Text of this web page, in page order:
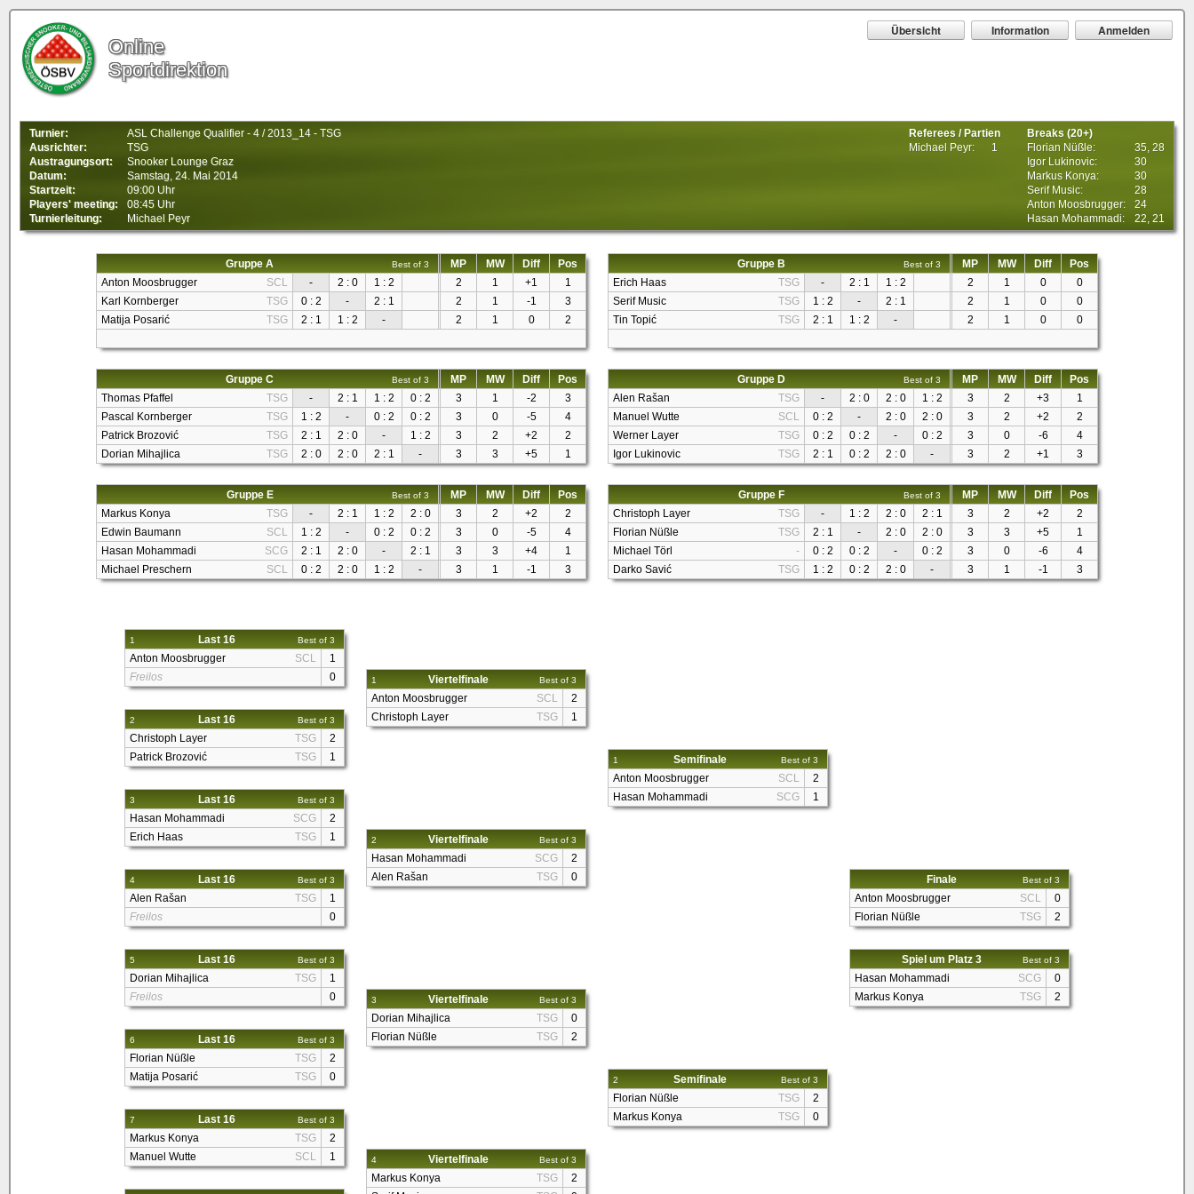
Online
Sportdirektion
Übersicht Information Anmelden
Turnier:
ASL Challenge Qualifier - 4 / 2013_14 - TSG
Ausrichter:
TSG
Austragungsort:
Snooker Lounge Graz
Datum:
Samstag, 24. Mai 2014
Startzeit:
09:00 Uhr
Players' meeting:
08:45 Uhr
Turnierleitung:
Michael Peyr
Referees / Partien
Michael Peyr:
1
Breaks (20+)
Florian Nüßle:
35, 28
Igor Lukinovic:
30
Markus Konya:
30
Serif Music:
28
Anton Moosbrugger:
24
Hasan Mohammadi:
22, 21
Gruppe A Best of 3 MP MW Diff
Pos
Anton Moosbrugger
SCL - 2 : 0 1 : 2 2 1 +1
1
Karl Kornberger
TSG 0 : 2 - 2 : 1 2 1 -1
3
Matija Posarić
TSG 2 : 1 1 : 2 - 2 1 0 2
Gruppe B Best of 3 MP MW Diff
Pos
Erich Haas
TSG - 2 : 1 1 : 2 2 1 0
0
Serif Music
TSG 1 : 2 - 2 : 1 2 1 0
0
Tin Topić
TSG 2 : 1 1 : 2 - 2 1 0 0
Gruppe C Best of 3 MP MW Diff
Pos
Thomas Pfaffel
TSG - 2 : 1 1 : 2 0 : 2 3 1 -2
3
Pascal Kornberger
TSG 1 : 2 - 0 : 2 0 : 2 3 0 -5
4
Patrick Brozović
TSG 2 : 1 2 : 0 - 1 : 2 3 2 +2
2
Dorian Mihajlica
TSG 2 : 0 2 : 0 2 : 1 - 3 3 +5 1
Gruppe D Best of 3 MP MW Diff
Pos
Alen Rašan
TSG - 2 : 0 2 : 0 1 : 2 3 2 +3
1
Manuel Wutte
SCL 0 : 2 - 2 : 0 2 : 0 3 2 +2
2
Werner Layer
TSG 0 : 2 0 : 2 - 0 : 2 3 0 -6
4
Igor Lukinovic
TSG 2 : 1 0 : 2 2 : 0 - 3 2 +1 3
Gruppe E Best of 3 MP MW Diff
Pos
Markus Konya
TSG - 2 : 1 1 : 2 2 : 0 3 2 +2
2
Edwin Baumann
SCL 1 : 2 - 0 : 2 0 : 2 3 0 -5
4
Hasan Mohammadi
SCG 2 : 1 2 : 0 - 2 : 1 3 3 +4
1
Michael Preschern
SCL 0 : 2 2 : 0 1 : 2 - 3 1 -1 3
Gruppe F Best of 3 MP MW Diff
Pos
Christoph Layer
TSG - 1 : 2 2 : 0 2 : 1 3 2 +2
2
Florian Nüßle
TSG 2 : 1 - 2 : 0 2 : 0 3 3 +5
1
Michael Törl
- 0 : 2 0 : 2 - 0 : 2 3 0 -6
4
Darko Savić
TSG 1 : 2 0 : 2 2 : 0 - 3 1 -1 3
1 Last 16 Best of 3
Anton Moosbrugger SCL
1
Freilos
0
2 Last 16 Best of 3
Christoph Layer TSG
2
Patrick Brozović
TSG 1
3 Last 16 Best of 3
Hasan Mohammadi SCG
2
Erich Haas
TSG 1
4 Last 16 Best of 3
Alen Rašan TSG
1
Freilos
0
5 Last 16 Best of 3
Dorian Mihajlica TSG
1
Freilos
0
6 Last 16 Best of 3
Florian Nüßle TSG
2
Matija Posarić
TSG 0
7 Last 16 Best of 3
Markus Konya TSG
2
Manuel Wutte
SCL 1
1 Viertelfinale Best of 3
Anton Moosbrugger SCL
2
Christoph Layer
TSG 1
2 Viertelfinale Best of 3
Hasan Mohammadi SCG
2
Alen Rašan
TSG 0
3 Viertelfinale Best of 3
Dorian Mihajlica TSG
0
Florian Nüßle
TSG 2
4 Viertelfinale Best of 3
Markus Konya TSG
2
1 Semifinale Best of 3
Anton Moosbrugger SCL
2
Hasan Mohammadi
SCG 1
2 Semifinale Best of 3
Florian Nüßle TSG
2
Markus Konya
TSG 0
Finale Best of 3
Anton Moosbrugger SCL
0
Florian Nüßle
TSG 2
Spiel um Platz 3 Best of 3
Hasan Mohammadi SCG
0
Markus Konya
TSG 2